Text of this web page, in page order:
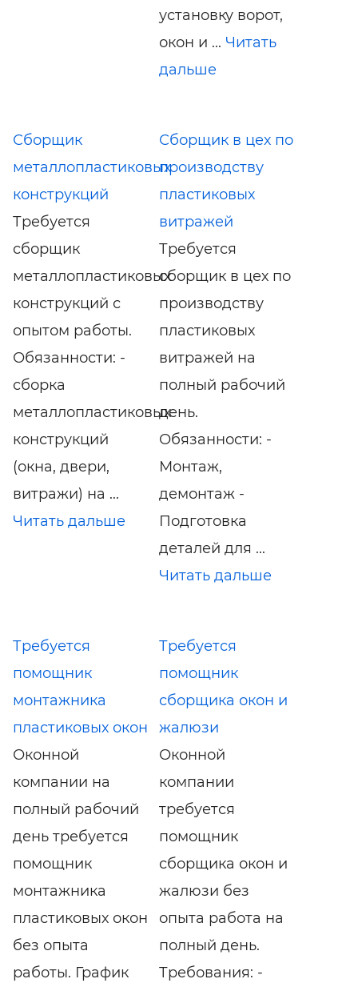
установку ворот,
окон и ... Читать
дальше
Сборщик
металлопластиковых
конструкций
Требуется
сборщик
металлопластиковых
конструкций с
опытом работы.
Обязанности: -
сборка
металлопластиковых
конструкций
(окна, двери,
витражи) на ...
Читать дальше
Сборщик в цех по
производству
пластиковых
витражей
Требуется
сборщик в цех по
производству
пластиковых
витражей на
полный рабочий
день.
Обязанности: -
Монтаж,
демонтаж -
Подготовка
деталей для ...
Читать дальше
Требуется
помощник
монтажника
пластиковых окон
Оконной
компании на
полный рабочий
день требуется
помощник
монтажника
пластиковых окон
без опыта
работы. График
Требуется
помощник
сборщика окон и
жалюзи
Оконной
компании
требуется
помощник
сборщика окон и
жалюзи без
опыта работа на
полный день.
Требования: -